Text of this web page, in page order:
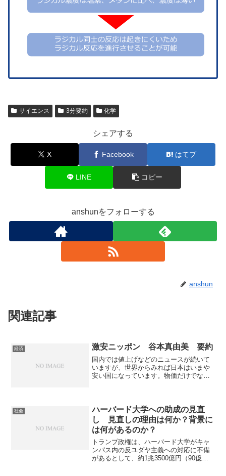
サイエンス 3分要約 化学
シェアする
X Facebook はてブ
LINE コピー
anshunをフォローする
anshun
関連記事
経済 激安ニッポン 谷本真由美 要約
国内では値上げなどのニュースが続いて
いますが、世界からみれば日本はいまや
安い国になっています。物価だけでな
か、激安ニッポンとどう向き合うべきか
知ることができる本になっています。
社会
ハーバード大学への助成の見直
し 見直しの理由は何か？背景に
は何があるのか？
トランプ政権は、ハーバード大学がキャ
ンパス内の反ユダヤ主義への対応に不備
があるとして、約1兆3500億円（90億ド